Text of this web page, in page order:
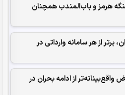
هرمز و باب‌المندب همچنان
برتر از هر سامانه وارداتی در
از ادامه بحران در